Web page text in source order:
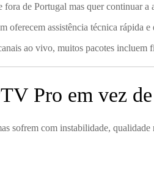
de Portugal mas quer continuar a
oferecem assistência técnica rápida e
ao vivo, muitos pacotes incluem
Pro em vez
sofrem com instabilidade,